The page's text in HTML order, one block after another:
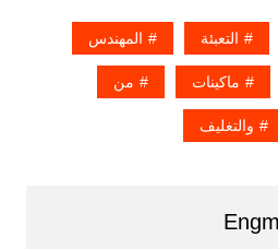
التعبئة المهندس
ماكينات من
والتغليف